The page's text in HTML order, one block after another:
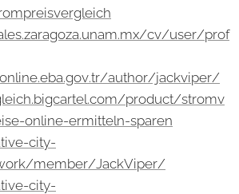
cv/user/prof
author/jackviper/
product/stromv
online-ermitteln-sparen
city-
member/JackViper/
city-